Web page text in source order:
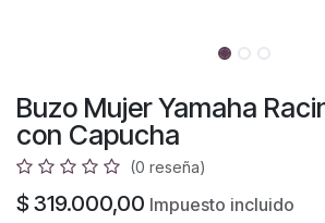
Buzo Mujer Yamaha
con Capucha
(0 reseña)
$ 319.000,00 Impuesto incluido